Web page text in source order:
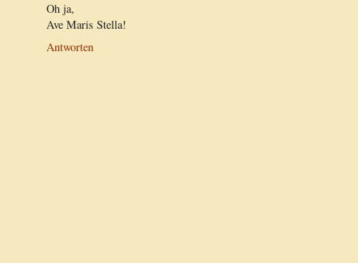
Oh ja,
Ave Maris Stella!
Antworten